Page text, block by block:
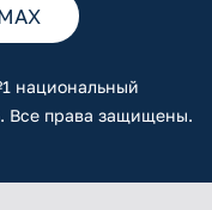
национальный
Все права защищены.